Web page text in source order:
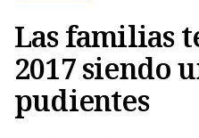
Las familias
2017 siendo
pudientes